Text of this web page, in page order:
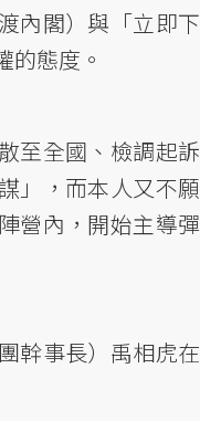
內閣）與「立即下
的態度。
至全國、檢調起訴
」，而本人又不願
營內，開始主導彈
幹事長）禹相虎在